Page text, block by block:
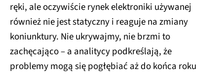
ręki, ale oczywiście rynek elektroniki używanej
również nie jest statyczny i reaguje na zmiany
koniunktury. Nie ukrywajmy, nie brzmi to
zachęcająco – a analitycy podkreślają, że
problemy mogą się pogłębiać aż do końca roku